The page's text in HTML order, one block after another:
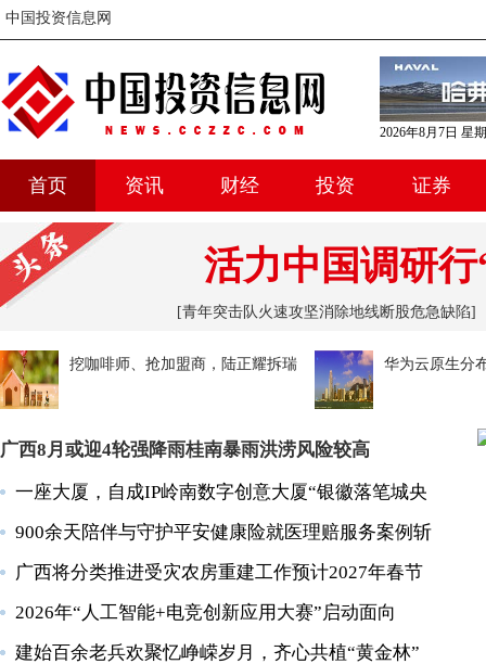
中国投资信息网
2026年8月7日 星
首页 资讯 财经 投资 证券
活力中国调研
[青年突击队火速攻坚消除地线断股危急缺陷]
挖咖啡师、抢加盟商，陆正耀拆瑞
华为云原生分
广西8月或迎4轮强降雨桂南暴雨洪涝风险较高
一座大厦，自成IP岭南数字创意大厦“银徽落笔城央
900余天陪伴与守护平安健康险就医理赔服务案例斩
广西将分类推进受灾农房重建工作预计2027年春节
2026年“人工智能+电竞创新应用大赛”启动面向
建始百余老兵欢聚忆峥嵘岁月，齐心共植“黄金林”